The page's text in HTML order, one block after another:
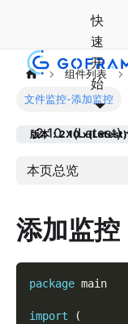
快
速
开
始
2.10.x(Latest)
组件列表
文件监控-添加监控
版本：2.10.x(Latest)
本页总览
添加监控
package main
import
(